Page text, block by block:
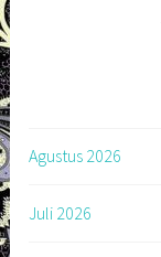
Agustus 2026
Juli 2026